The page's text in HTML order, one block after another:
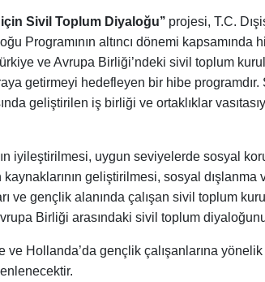
Sivil Toplum Diyaloğu’’ projesi, T.C.
Programının altıncı dönemi kapsamında
ve Avrupa Birliği’ndeki sivil toplum
getirmeyi hedefleyen bir hibe
geliştirilen iş birliği ve ortaklıklar
iyileştirilmesi, uygun seviyelerde sosyal
geliştirilmesi, sosyal
ve gençlik alanında çalışan sivil toplum
Birliği arasındaki sivil toplum
Hollanda’da gençlik çalışanlarına